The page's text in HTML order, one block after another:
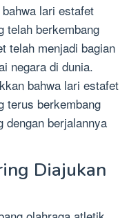
lari estafet
telah berkembang
telah menjadi bagian
negara di dunia.
bahwa lari estafet
terus berkembang
dengan berjalannya
Diajukan